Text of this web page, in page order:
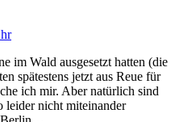
im Wald ausgesetzt hatten (die
spätestens jetzt aus Reue für
ich mir. Aber natürlich sind
leider nicht miteinander